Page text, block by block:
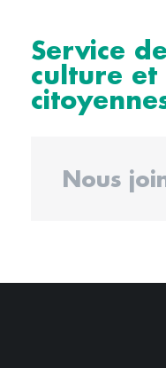
Service
culture et
Nous